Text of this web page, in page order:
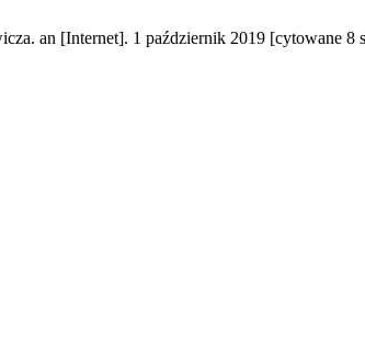
an [Internet]. 1 październik 2019 [cytowane 8